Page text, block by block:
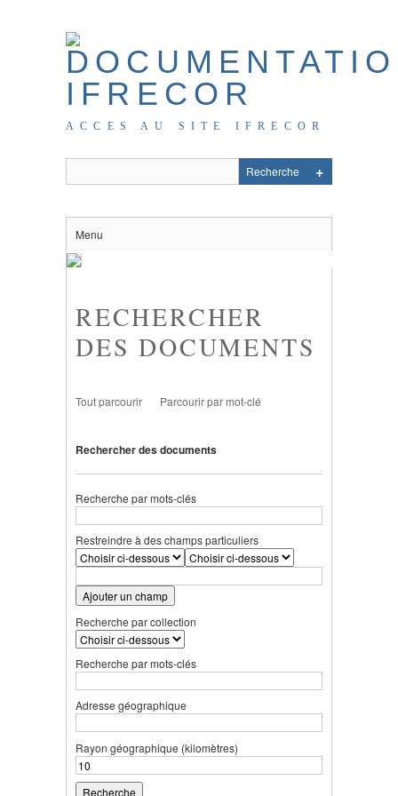
ACCES AU SITE IFRECOR
Menu
RECHERCHER
DES DOCUMENTS
Tout parcourir Parcourir par mot-clé
Rechercher des documents
Recherche par mots-clés
Restreindre à des champs particuliers
Ajouter un champ
Recherche par collection
Recherche par mots-clés
Adresse géographique
Rayon géographique (kilomètres)